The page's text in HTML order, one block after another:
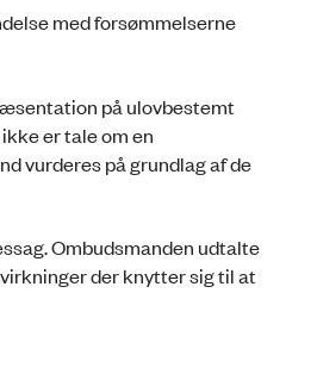
med forsømmelserne
på ulovbestemt
er tale om en
vurderes på grundlag af de
Ombudsmanden udtalte
der knytter sig til at